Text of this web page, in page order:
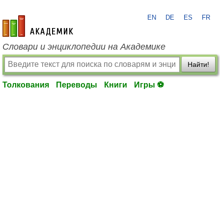
academic.ru
EN DE ES FR
Словари и энциклопедии на Академике
Найти!
Толкования Переводы Книги Игры ⚽